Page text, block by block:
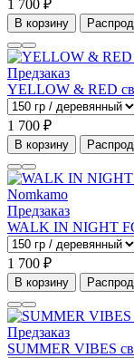
1 700 ₽
В корзину
Предзаказ
YELLOW & RED
1 700 ₽
В корзину
Предзаказ
WALK IN NIGHT
1 700 ₽
В корзину
Предзаказ
SUMMER VIBES